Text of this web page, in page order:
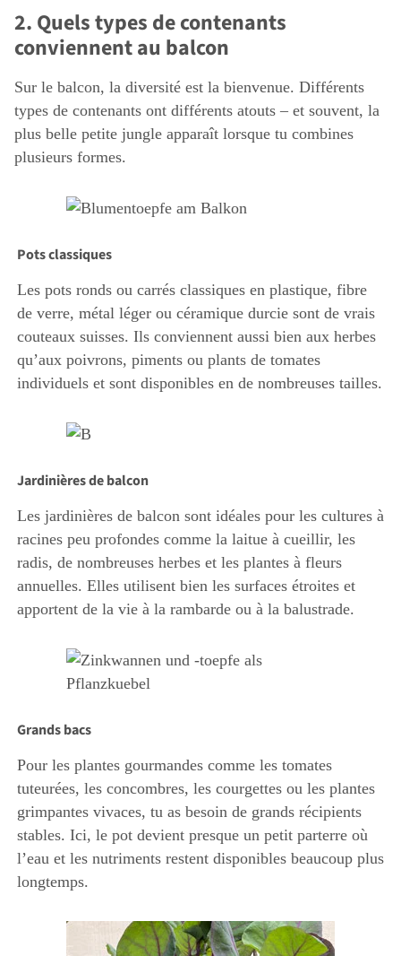
2. Quels types de contenants
conviennent au balcon
Sur le balcon, la diversité est la bienvenue. Différents
types de contenants ont différents atouts – et souvent, la
plus belle petite jungle apparaît lorsque tu combines
plusieurs formes.
Pots classiques
Les pots ronds ou carrés classiques en plastique, fibre
de verre, métal léger ou céramique durcie sont de vrais
couteaux suisses. Ils conviennent aussi bien aux herbes
qu’aux poivrons, piments ou plants de tomates
individuels et sont disponibles en de nombreuses tailles.
Jardinières de balcon
Les jardinières de balcon sont idéales pour les cultures à
racines peu profondes comme la laitue à cueillir, les
radis, de nombreuses herbes et les plantes à fleurs
annuelles. Elles utilisent bien les surfaces étroites et
apportent de la vie à la rambarde ou à la balustrade.
Grands bacs
Pour les plantes gourmandes comme les tomates
tuteurées, les concombres, les courgettes ou les plantes
grimpantes vivaces, tu as besoin de grands récipients
stables. Ici, le pot devient presque un petit parterre où
l’eau et les nutriments restent disponibles beaucoup plus
longtemps.